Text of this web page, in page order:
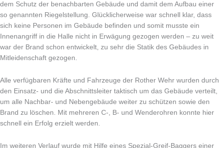
dem Schutz der benachbarten Gebäude und damit dem Aufbau einer
so genannten Riegelstellung. Glücklicherweise war schnell klar, dass
sich keine Personen im Gebäude befinden und somit musste ein
Innenangriff in die Halle nicht in Erwägung gezogen werden – zu weit
war der Brand schon entwickelt, zu sehr die Statik des Gebäudes in
Mitleidenschaft gezogen.
Alle verfügbaren Kräfte und Fahrzeuge der Rother Wehr wurden durch
den Einsatz- und die Abschnittsleiter taktisch um das Gebäude verteilt,
um alle Nachbar- und Nebengebäude weiter zu schützen sowie den
Brand zu löschen. Mit mehreren C-, B- und Wenderohren konnte hier
schnell ein Erfolg erzielt werden.
Im weiteren Verlauf wurde mit Hilfe eines Spezial-Greif-Baggers einer